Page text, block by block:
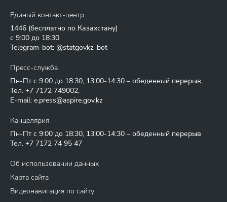
Единый контакт-центр
1446 (бесплатно по Казахстану)
с 9:00 до 18:30
Telegram-bot: @statgovkz_bot
Пресс-служба
Пн-Пт с 9:00 до 18:30, 13:00-14:30 – обеденный перерыв,
Тел. +7 7172 749002,
E-mail: e.press@aspire.gov.kz
Канцелярия
Пн-Пт с 9:00 до 18:30, 13:00-14:30 – обеденный перерыв
Тел. +7 7172 74 95 47
Об использовании данных
Карта сайта
Видеонавигация по сайту